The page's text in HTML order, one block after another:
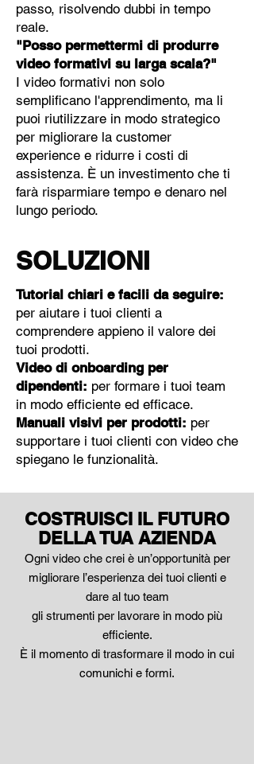
passo, risolvendo dubbi in tempo
reale.
"Posso permettermi di produrre
video formativi su larga scala?"
I video formativi non solo
semplificano l'apprendimento, ma li
puoi riutilizzare in modo strategico
per migliorare la customer
experience e ridurre i costi di
assistenza. È un investimento che ti
farà risparmiare tempo e denaro nel
lungo periodo.
SOLUZIONI
Tutorial chiari e facili da seguire:
per aiutare i tuoi clienti a
comprendere appieno il valore dei
tuoi prodotti.
Video di onboarding per
dipendenti: per formare i tuoi team
in modo efficiente ed efficace.
Manuali visivi per prodotti: per
supportare i tuoi clienti con video che
spiegano le funzionalità.
COSTRUISCI IL FUTURO
DELLA TUA AZIENDA
Ogni video che crei è un’opportunità per
migliorare l’esperienza dei tuoi clienti e
dare al tuo team
gli strumenti per lavorare in modo più
efficiente.
È il momento di trasformare il modo in cui
comunichi e formi.